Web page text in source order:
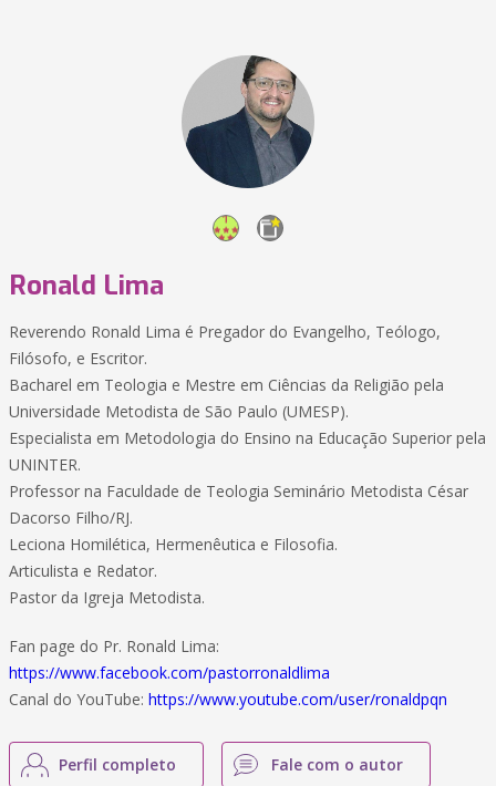
Ronald Lima
Reverendo Ronald Lima é Pregador do Evangelho, Teólogo,
Filósofo, e Escritor.
Bacharel em Teologia e Mestre em Ciências da Religião pela
Universidade Metodista de São Paulo (UMESP).
Especialista em Metodologia do Ensino na Educação Superior pela
UNINTER.
Professor na Faculdade de Teologia Seminário Metodista César
Dacorso Filho/RJ.
Leciona Homilética, Hermenêutica e Filosofia.
Articulista e Redator.
Pastor da Igreja Metodista.
Fan page do Pr. Ronald Lima:
https://www.facebook.com/pastorronaldlima
Canal do YouTube: https://www.youtube.com/user/ronaldpqn
Perfil completo Fale com o autor